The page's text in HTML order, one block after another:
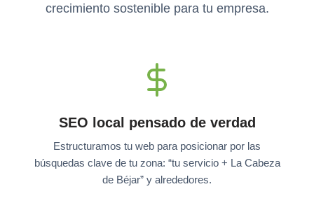
crecimiento sostenible para tu empresa.
SEO local pensado de verdad
Estructuramos tu web para posicionar por las
búsquedas clave de tu zona: “tu servicio + La Cabeza
de Béjar” y alrededores.